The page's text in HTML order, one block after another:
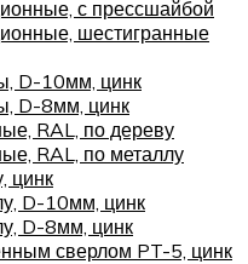
с прессшайбой
шестигранные
D-10мм, цинк
D-8мм, цинк
RAL, по дереву
RAL, по металлу
цинк
D-10мм, цинк
D-8мм, цинк
сверлом PT-5, цинк